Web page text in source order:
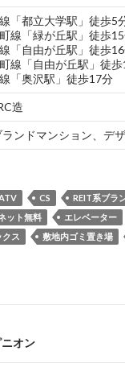
「都立大学駅」徒歩5
線「緑が丘駅」徒歩
「自由が丘駅」徒歩
線「自由が丘駅」徒
「奥沢駅」徒歩17分
造
ンドマンション、デ
CS
REIT系ブラ
ット無料 エレベーター
クス 敷地内ゴミ置き場
オン